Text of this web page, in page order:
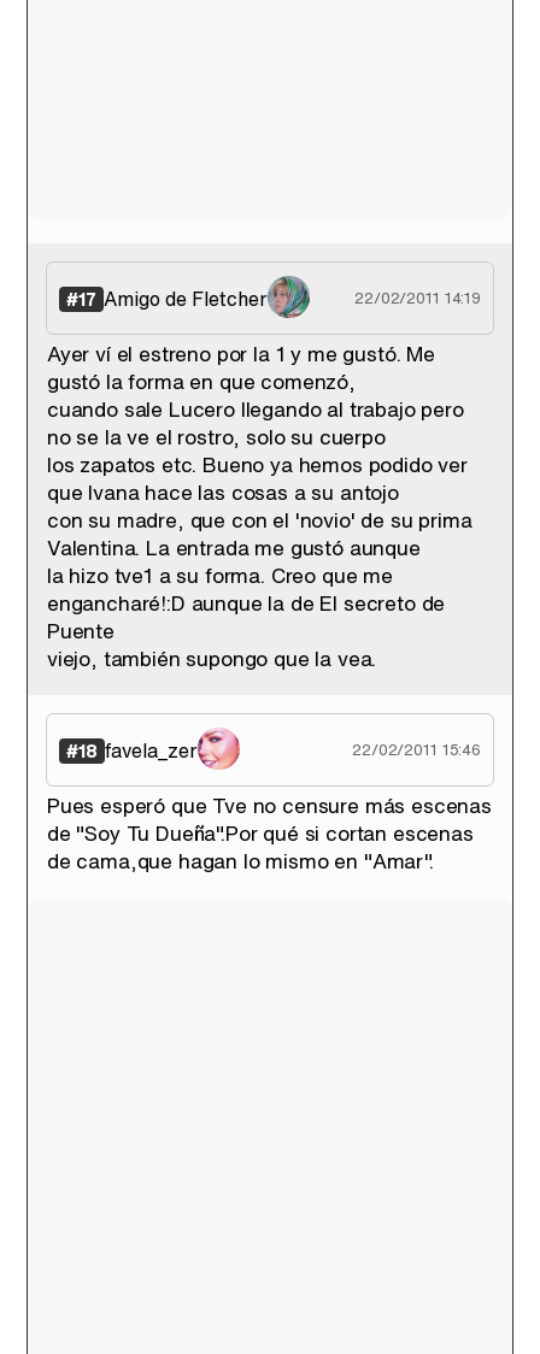
#17 Amigo de Fletcher 22/02/2011 14:19
Ayer ví el estreno por la 1 y me gustó. Me
gustó la forma en que comenzó,
cuando sale Lucero llegando al trabajo pero
no se la ve el rostro, solo su cuerpo
los zapatos etc. Bueno ya hemos podido ver
que Ivana hace las cosas a su antojo
con su madre, que con el 'novio' de su prima
Valentina. La entrada me gustó aunque
la hizo tve1 a su forma. Creo que me
engancharé!:D aunque la de El secreto de
Puente
viejo, también supongo que la vea.
#18 favela_zer 22/02/2011 15:46
Pues esperó que Tve no censure más escenas
de "Soy Tu Dueña".Por qué si cortan escenas
de cama,que hagan lo mismo en "Amar".